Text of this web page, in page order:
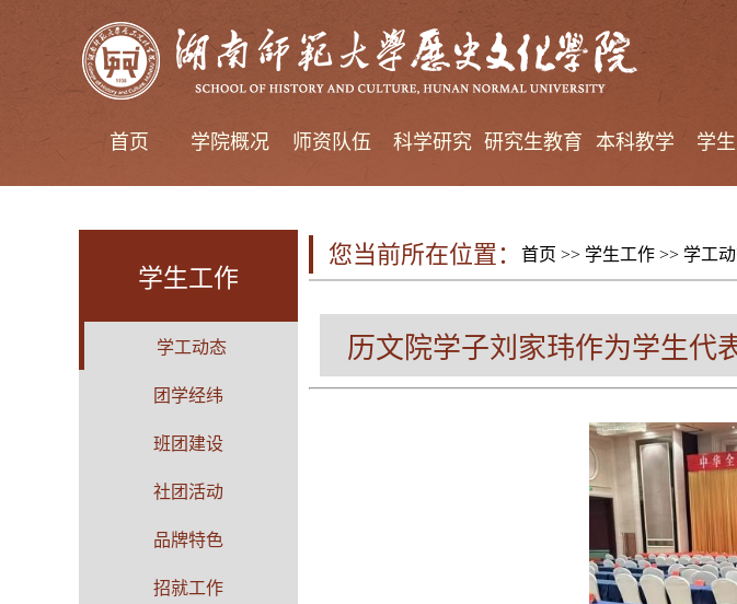
首页 学院概况 师资队伍 科学研究 研究生教育 本科教学 学
学生工作
学工动态
团学经纬
班团建设
社团活动
品牌特色
招就工作
您当前所在位置： 首页 >> 学生工作 >> 学工
历文院学子刘家玮作为学生代